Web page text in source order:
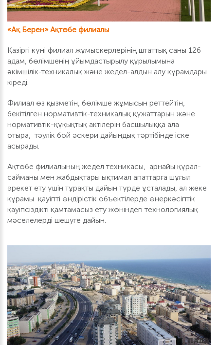
«Ақ Берен» Ақтөбе филиалы
Қазіргі күні филиал жұмыскерлерінің штаттық саны 126
адам, бөлімшенің ұйымдастырылу құрылымына
әкімшілік-техникалық және жедел-алдын алу құрамдары
кіреді.
Филиал өз қызметін, бөлімше жұмысын реттейтін,
бекітілген нормативтік-техникалық құжаттарын және
нормативтік-құқықтық актілерін басшылыққа ала
отыра, тәулік бой әскери дайындық тәртібінде іске
асырады.
Ақтөбе филиалының жедел техникасы, арнайы құрал-
сайманы мен жабдықтары ықтимал апаттарға шұғыл
әрекет ету үшін тұрақты дайын түрде ұсталады, ал жеке
құрамы қауіпті өндірістік объектілерде өнеркәсіптік
қауіпсіздікті қамтамасыз ету жөніндегі технологиялық
мәселелерді шешуге дайын.